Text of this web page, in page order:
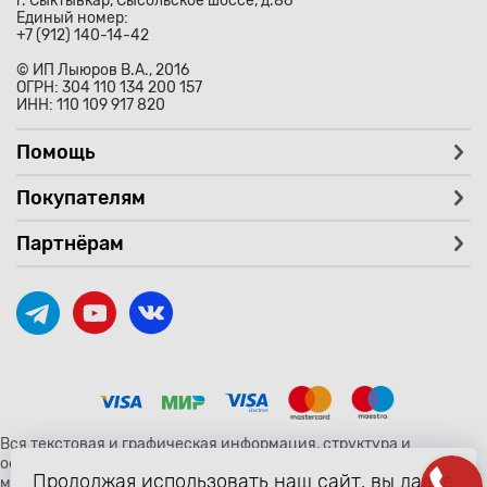
Единый номер:
+7 (912) 140-14-42
© ИП Лыюров В.А., 2016
ОГРН: 304 110 134 200 157
ИНН: 110 109 917 820
Помощь
Покупателям
Партнёрам
Вся текстовая и графическая информация, структура и
оформление страницы avtozaryad.ru защищены российскими и
международными законами и соглашениями об охране
Продолжая использовать наш сайт, вы даете